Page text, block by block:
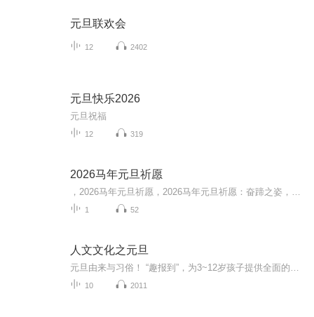
元旦联欢会
12 2402
元旦快乐2026
元旦祝福
12 319
2026马年元旦祈愿
1 52
人文文化之元旦
10 2011